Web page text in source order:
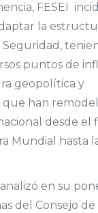
FESEI
la
Seguridad,
puntos de
geopolítica y
que han
desde el
Mundial hasta
en su
del Consejo